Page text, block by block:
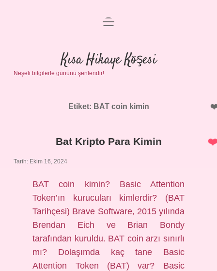
Anasayfa
Gizlilik Politikası
Yasal Uyarı
menüyü
Kısa Hikaye Köşesi
Neşeli bilgilerle gününü şenlendir!
Etiket: BAT coin kimin
Bat Kripto Para Kimin
Tarih: Ekim 16, 2024
BAT coin kimin? Basic Attention
Token’ın kurucuları kimlerdir? (BAT
Tarihçesi) Brave Software, 2015 yılında
Brendan Eich ve Brian Bondy
tarafından kuruldu. BAT coin arzı sınırlı
mı? Dolaşımda kaç tane Basic
Attention Token (BAT) var? Basic